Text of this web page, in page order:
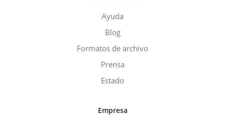
Ayuda
Blog
Formatos de archivo
Prensa
Estado
Empresa